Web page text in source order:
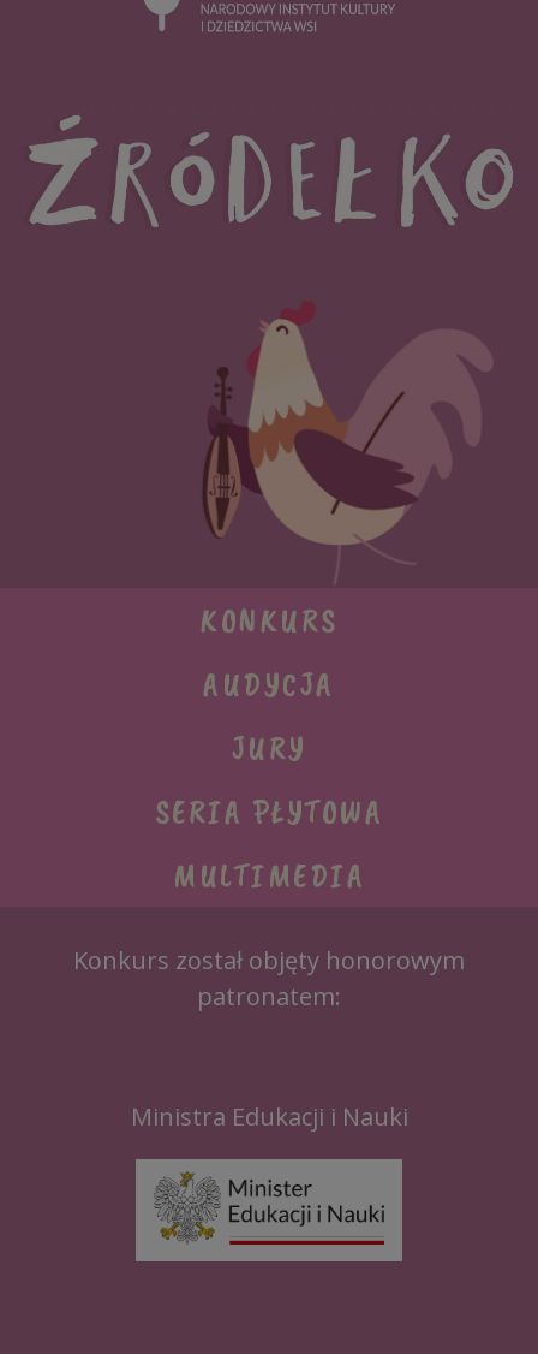
KONKURS
AUDYCJA
JURY
SERIA PŁYTOWA
MULTIMEDIA
Konkurs został objęty honorowym
patronatem:
Ministra Edukacji i Nauki